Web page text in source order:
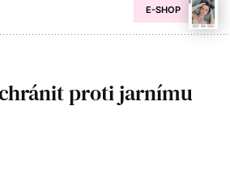
E-SHOP
proti jarnímu